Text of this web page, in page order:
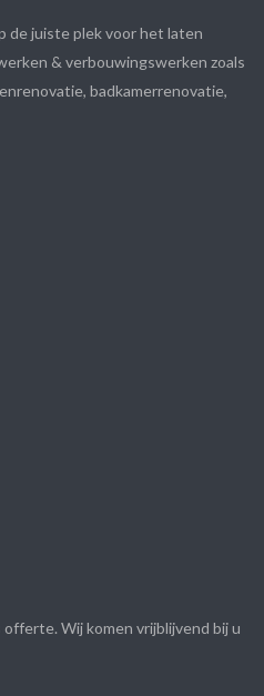
de juiste plek voor het laten
& verbouwingswerken zoals
badkamerrenovatie,
Wij komen vrijblijvend bij u